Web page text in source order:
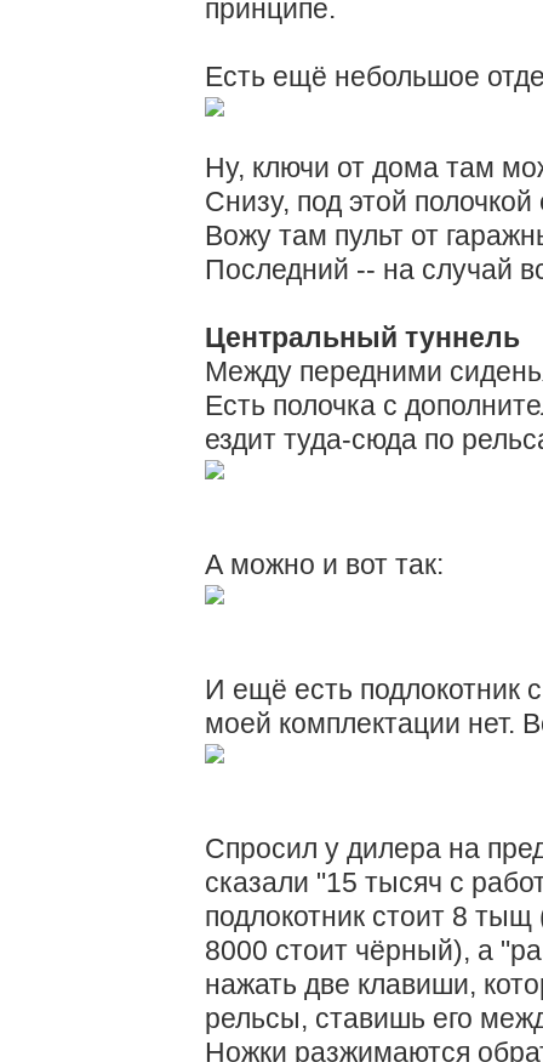
принципе.
Есть ещё небольшое
Ну, ключи от дома там
Снизу, под этой
Вожу там пульт от
Последний -- на случай
Центральный туннель
Между передними
Есть полочка с
ездит туда-сюда по
А можно и вот так:
И ещё есть подлокотник
моей комплектации нет.
Спросил у дилера на
сказали "15 тысяч с
подлокотник стоит 8
8000 стоит чёрный), а
нажать две клавиши,
рельсы, ставишь его
Ножки разжимаются